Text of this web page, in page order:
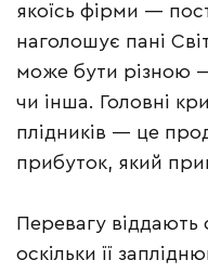
якоїсь фірми —
наголошує пані
може бути різною
чи інша. Головні
плідників — це
прибуток, який
Перевагу віддають
оскільки її